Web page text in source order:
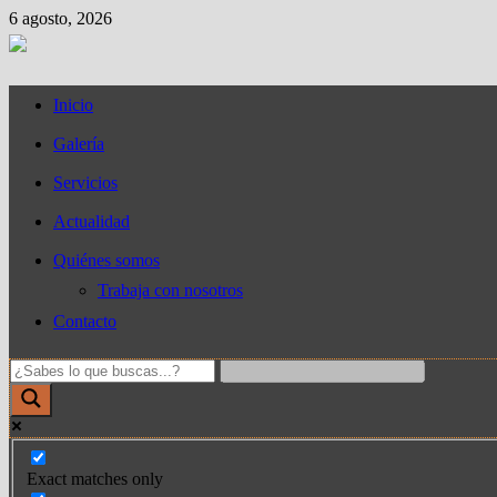
Saltar
al
contenido
6 agosto, 2026
Inicio
Galería
Servicios
Actualidad
Quiénes somos
Trabaja con nosotros
Contacto
Exact matches only